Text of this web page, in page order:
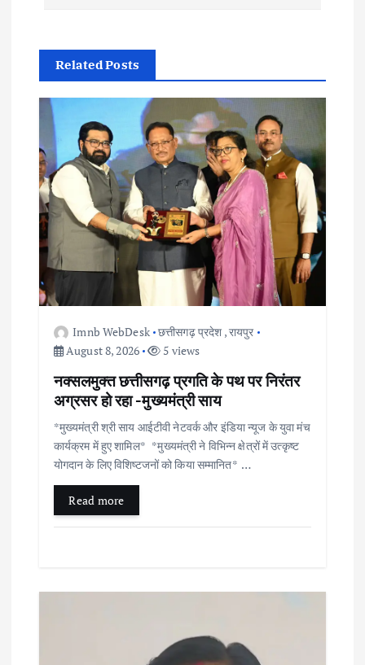
n
a
g
a
t
Related Posts
Imnb WebDesk छत्तीसगढ़ प्रदेश ,रायपुर
August 8, 2026
5 views
नक्सलमुक्त छत्तीसगढ़ प्रगति के पथ पर निरंतर
अग्रसर हो रहा -मुख्यमंत्री साय
*मुख्यमंत्री श्री साय आईटीवी नेटवर्क और इंडिया न्यूज के युवा मंच
कार्यक्रम में हुए शामिल* *मुख्यमंत्री ने विभिन्न क्षेत्रों में उत्कृष्ट
योगदान के लिए विशिष्टजनों को किया सम्मानित* …
Read more